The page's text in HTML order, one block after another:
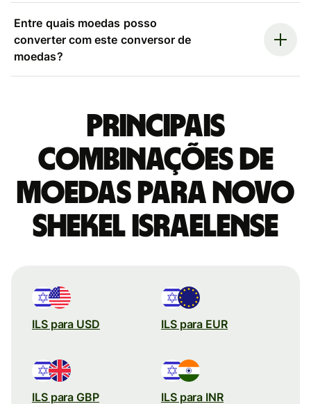
Entre quais moedas posso
converter com este conversor de
moedas?
Principais
combinações de
moedas para Novo
shekel israelense
ILS para USD ILS para EUR
ILS para GBP ILS para INR